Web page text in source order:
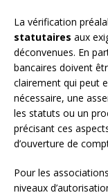
La vérification
statutaires aux
déconvenues. En
bancaires doivent
clairement qui peut
nécessaire, une
les statuts ou un
précisant ces
d’ouverture de
Pour les
niveaux